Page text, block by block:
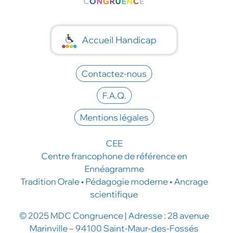
Accueil Handicap
Contactez-nous
F.A.Q.
Mentions légales
CEE
Centre francophone de référence en
Ennéagramme
Tradition Orale • Pédagogie moderne • Ancrage
scientifique
© 2025 MDC Congruence | Adresse : 28 avenue
Marinville – 94100 Saint-Maur-des-Fossés